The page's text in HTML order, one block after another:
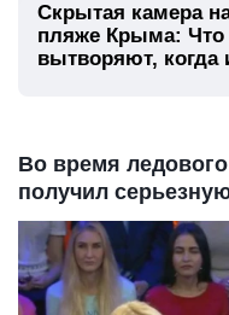
Скрытая камера
пляже Крыма:
вытворяют, когда
Во время
получил